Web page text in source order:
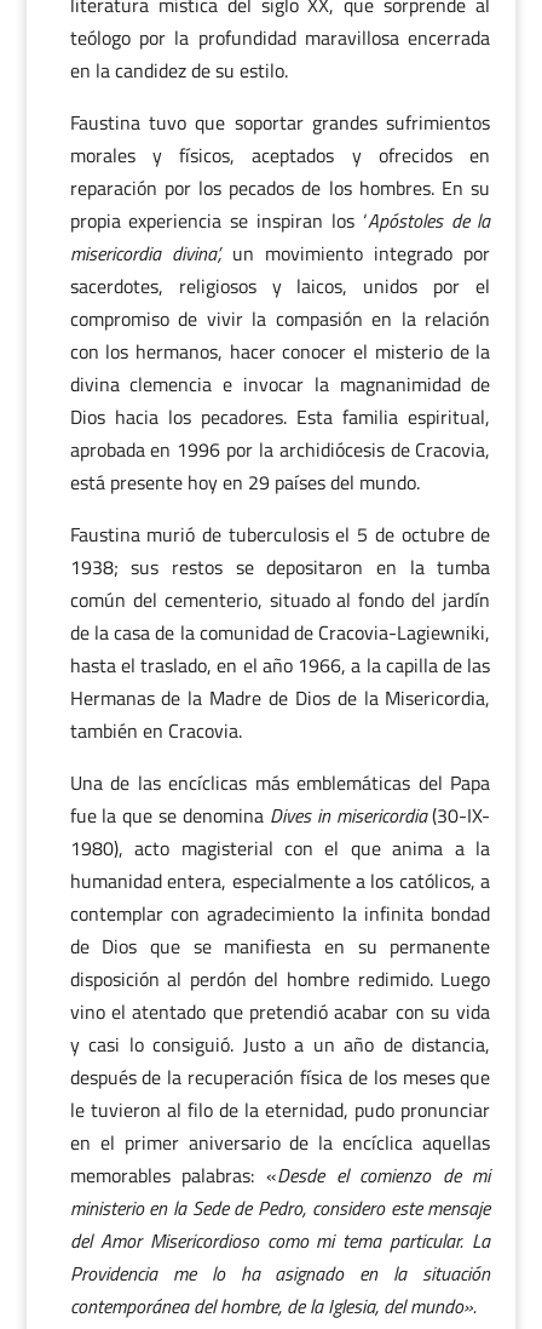
teólogo por la profundidad maravillosa encerrada
en la candidez de su estilo.
Faustina tuvo que soportar grandes sufrimientos
morales y físicos, aceptados y ofrecidos en
reparación por los pecados de los hombres. En su
propia experiencia se inspiran los ‘Apóstoles de la
misericordia divina’,un movimiento integrado por
sacerdotes, religiosos y laicos, unidos por el
compromiso de vivir la compasión en la relación
con los hermanos, hacer conocer el misterio de la
divina clemencia e invocar la magnanimidad de
Dios hacia los pecadores. Esta familia espiritual,
aprobada en 1996 por la archidiócesis de Cracovia,
está presente hoy en 29 países del mundo.
Faustina murió de tuberculosis el 5 de octubre de
1938; sus restos se depositaron en la tumba
común del cementerio, situado al fondo del jardín
de la casa de la comunidad de Cracovia-Lagiewniki,
hasta el traslado, en el año 1966, a la capilla de las
Hermanas de la Madre de Dios de la Misericordia,
también en Cracovia.
Una de las encíclicas más emblemáticas del Papa
fue la que se denomina Dives in misericordia(30-IX-
1980), acto magisterial con el que anima a la
humanidad entera, especialmente a los católicos, a
contemplar con agradecimiento la infinita bondad
de Dios que se manifiesta en su permanente
disposición al perdón del hombre redimido. Luego
vino el atentado que pretendió acabar con su vida
y casi lo consiguió. Justo a un año de distancia,
después de la recuperación física de los meses que
le tuvieron al filo de la eternidad, pudo pronunciar
en el primer aniversario de la encíclica aquellas
memorables palabras: «Desde el comienzo de mi
ministerio en la Sede de Pedro, considero este mensaje
del Amor Misericordioso como mi tema particular. La
Providencia me lo ha asignado en la situación
contemporánea del hombre, de la Iglesia, del mundo».